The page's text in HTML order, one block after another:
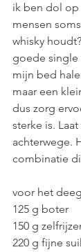
ik ben dol op
mensen
whisky
goede single
mijn bed
maar een
dus zorg
sterke is.
achterwege.
combinatie
voor het deeg
125 g boter
150 g
220 g fijne